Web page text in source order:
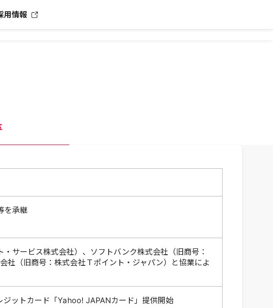
用情報
を承継
サービス株式会社）、ソフトバンク株式会社（旧商号：
社（旧商号：株式会社Ｔポイント・ジャパン）と協業によ
ットカード「Yahoo! JAPANカード」提供開始